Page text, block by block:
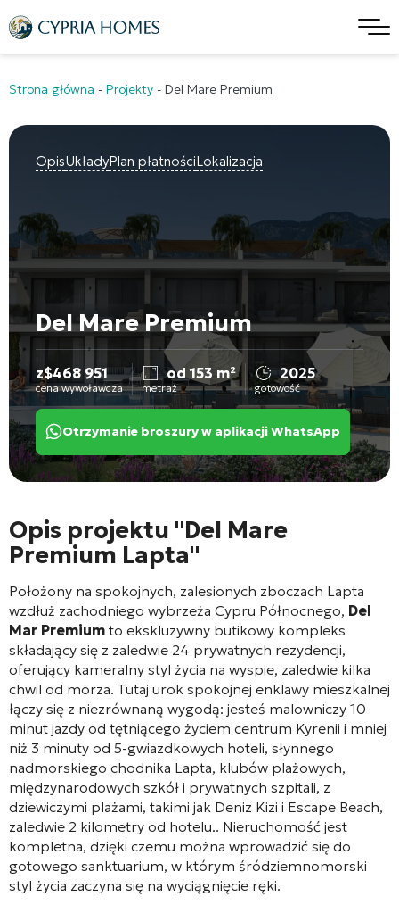
Strona główna - Projekty - Del Mare Premium
OpisUkładyPlan płatnościLokalizacja
Del Mare Premium
z$468 951
cena wywoławcza
od 153 m²
metraż
2025
gotowość
Otrzymanie broszury w aplikacji WhatsApp
Opis projektu "Del Mare
Premium Lapta"
Położony na spokojnych, zalesionych zboczach Lapta
wzdłuż zachodniego wybrzeża Cypru Północnego, Del
Mar Premium to ekskluzywny butikowy kompleks
składający się z zaledwie 24 prywatnych rezydencji,
oferujący kameralny styl życia na wyspie, zaledwie kilka
chwil od morza. Tutaj urok spokojnej enklawy mieszkalnej
łączy się z niezrównaną wygodą: jesteś malowniczy 10
minut jazdy od tętniącego życiem centrum Kyrenii i mniej
niż 3 minuty od 5-gwiazdkowych hoteli, słynnego
nadmorskiego chodnika Lapta, klubów plażowych,
międzynarodowych szkół i prywatnych szpitali, z
dziewiczymi plażami, takimi jak Deniz Kizi i Escape Beach,
zaledwie 2 kilometry od hotelu.. Nieruchomość jest
kompletna, dzięki czemu można wprowadzić się do
gotowego sanktuarium, w którym śródziemnomorski
styl życia zaczyna się na wyciągnięcie ręki.